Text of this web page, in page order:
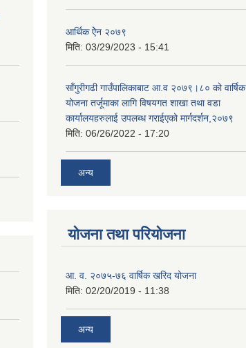
आर्थिक ऐेन २०७९
मिति: 03/29/2023 - 15:41
साँगुरीगढी गाउँपालिकाबाट आ.व २०७९।८० को वार्षिक
योजना तर्जूमाका लागि विषयगत शाखा तथा वडा
कार्यालयहरुलाई उपलब्ध गराईएको मार्गदर्शन,२०७९
मिति: 06/26/2022 - 17:20
अन्य
योजना तथा परियोजना
आ. व. २०७५-७६ वार्षिक खरिद योजना
मिति: 02/20/2019 - 11:38
अन्य